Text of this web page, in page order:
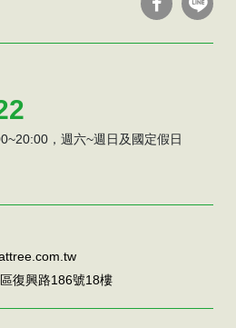
，週六~週日及國定假日
復興路186號18樓